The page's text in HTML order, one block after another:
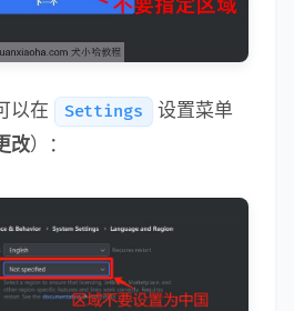
以在 Settings
设置菜单
改）：